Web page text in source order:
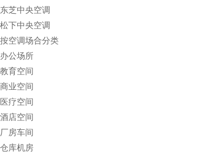
东芝中央空调
松下中央空调
按空调场合分类
办公场所
教育空间
商业空间
医疗空间
酒店空间
厂房车间
仓库机房